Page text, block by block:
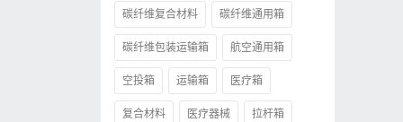
碳纤维复合材料 碳纤维通用箱
碳纤维包装运输箱 航空通用箱
空投箱 运输箱 医疗箱
复合材料 医疗器械 拉杆箱